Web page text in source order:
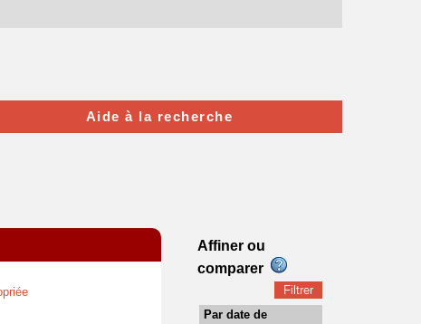
Aide à la recherche
Affiner ou
comparer
Par date de